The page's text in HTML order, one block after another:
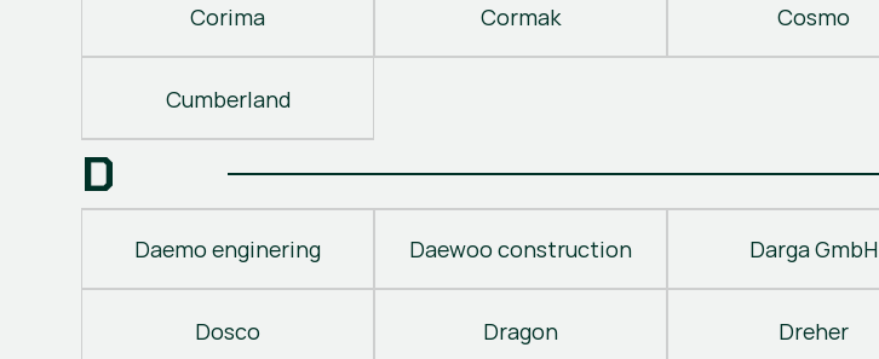
Corima Cormak Cosmo
Cumberland
D
Daemo enginering Daewoo construction Darga GmbH
Dosco Dragon Dreher